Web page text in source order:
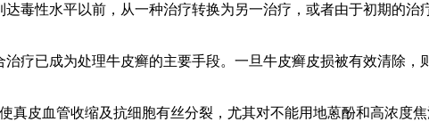
毒性水平以前，从一种治疗转换为另一治疗，或者由于初期的治
疗已成为处理牛皮癣的主要手段。一旦牛皮癣皮损被有效清除，
真皮血管收缩及抗细胞有丝分裂，尤其对不能用地蒽酚和高浓度